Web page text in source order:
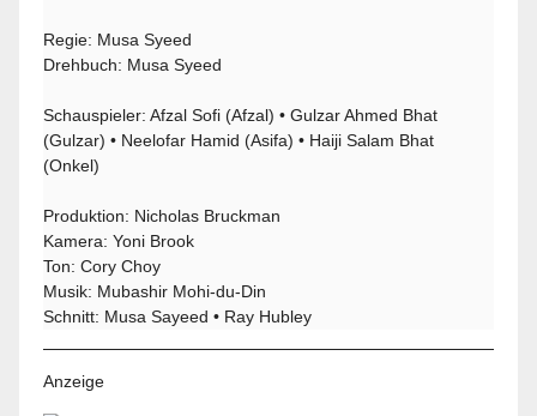
Regie: Musa Syeed
Drehbuch: Musa Syeed
Schauspieler: Afzal Sofi (Afzal) • Gulzar Ahmed Bhat
(Gulzar) • Neelofar Hamid (Asifa) • Haiji Salam Bhat
(Onkel)
Produktion: Nicholas Bruckman
Kamera: Yoni Brook
Ton: Cory Choy
Musik: Mubashir Mohi-du-Din
Schnitt: Musa Sayeed • Ray Hubley
Anzeige